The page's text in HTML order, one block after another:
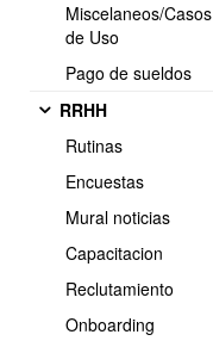
Miscelaneos/Casos
de Uso
Pago de sueldos
RRHH
Rutinas
Encuestas
Mural noticias
Capacitacion
Reclutamiento
Onboarding